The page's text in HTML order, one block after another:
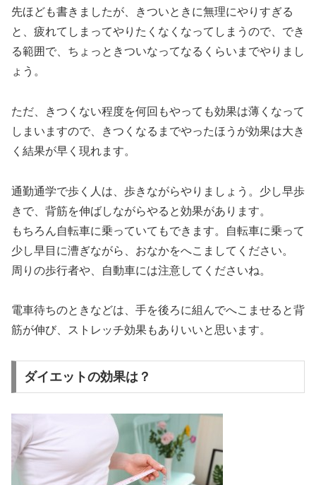
先ほども書きましたが、きついときに無理にやりすぎる
と、疲れてしまってやりたくなくなってしまうので、でき
る範囲で、ちょっときついなってなるくらいまでやりまし
ょう。
ただ、きつくない程度を何回もやっても効果は薄くなって
しまいますので、きつくなるまでやったほうが効果は大き
く結果が早く現れます。
通勤通学で歩く人は、歩きながらやりましょう。少し早歩
きで、背筋を伸ばしながらやると効果があります。
もちろん自転車に乗っていてもできます。自転車に乗って
少し早目に漕ぎながら、おなかをへこましてください。
周りの歩行者や、自動車には注意してくださいね。
電車待ちのときなどは、手を後ろに組んでへこませると背
筋が伸び、ストレッチ効果もありいいと思います。
ダイエットの効果は？